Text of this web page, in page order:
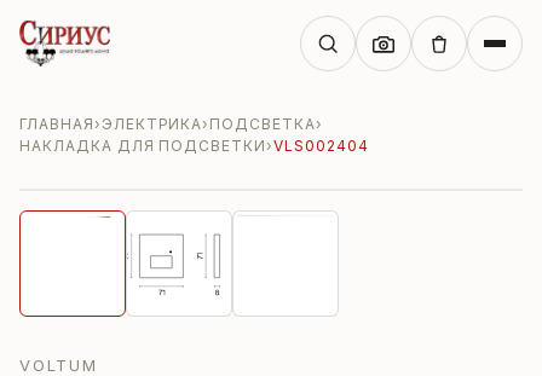
ГЛАВНАЯ›ЭЛЕКТРИКА› ПОДСВЕТКА›
НАКЛАДКА ДЛЯ ПОДСВЕТКИ›VLS002404
VOLTUM